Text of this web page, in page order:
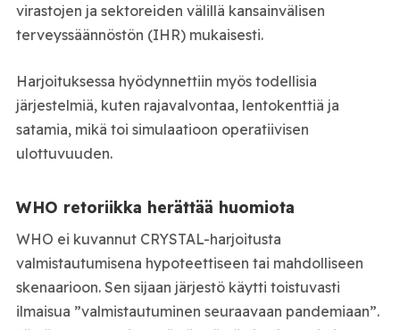
virastojen ja sektoreiden välillä kansainvälisen
terveyssäännöstön (IHR) mukaisesti.
Harjoituksessa hyödynnettiin myös todellisia
järjestelmiä, kuten rajavalvontaa, lentokenttiä ja
satamia, mikä toi simulaatioon operatiivisen
ulottuvuuden.
WHO retoriikka herättää huomiota
WHO ei kuvannut CRYSTAL-harjoitusta
valmistautumisena hypoteettiseen tai mahdolliseen
skenaarioon. Sen sijaan järjestö käytti toistuvasti
ilmaisua ”valmistautuminen seuraavaan pandemiaan”.